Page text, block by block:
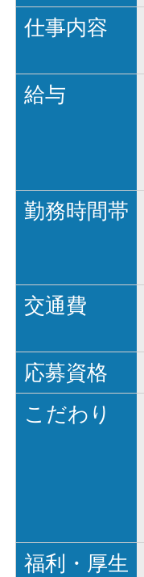
仕事内容
給与
勤務時間帯
交通費
応募資格
こだわり
福利・厚生